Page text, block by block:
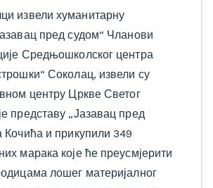
извели хуманитарну
пред судом“ Чланови
Средњошколског центра
Соколац, извели су
центру Цркве Светог
представу „Јазавац пред
Кочића и прикупили 349
марака које ће преусмјерити
лошег материјалног